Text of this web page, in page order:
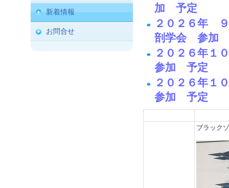
新着情報
お問合せ
加 予定
２０２６年
剖学会 参加
２０２６年
参加 予定
２０２６年
参加 予定
ブラック